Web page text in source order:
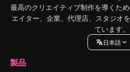
最高のクリエイティブ制作を導くた
エイター、企業、代理店、スタジオ
ています。
日本語
製品